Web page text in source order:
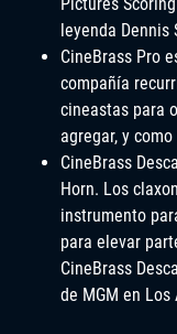
Pictures
leyenda Dennis
CineBrass Pro
compañía
cineastas para
agregar, y
CineBrass
Horn. Los
instrumento
para elevar
CineBrass
de MGM en Los